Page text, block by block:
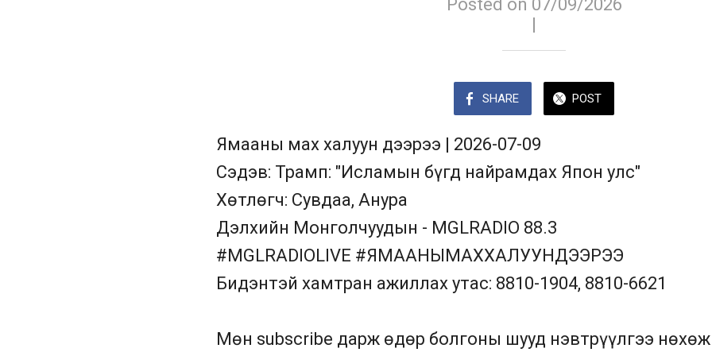
Posted on 07/09/2026
SHARE POST
Ямааны мах халуун дээрээ | 2026-07-09
Сэдэв: Трамп: "Исламын бүгд найрамдах Япон улс"
Хөтлөгч: Сувдаа, Анура
Дэлхийн Монголчуудын - MGLRADIO 88.3
#MGLRADIOLIVE #ЯМААНЫМАХХАЛУУНДЭЭРЭЭ
Бидэнтэй хамтран ажиллах утас: 8810-1904, 8810-6621
Мөн subscribe дарж өдөр болгоны шууд нэвтрүүлгээ